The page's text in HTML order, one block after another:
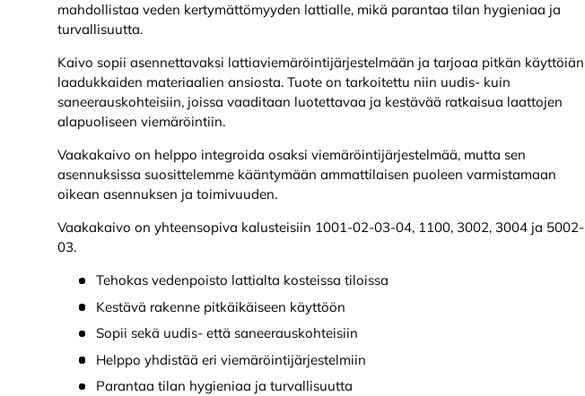
mahdollistaa veden kertymättömyyden lattialle, mikä parantaa tilan hygieniaa ja
turvallisuutta.
Kaivo sopii asennettavaksi lattiaviemäröintijärjestelmään ja tarjoaa pitkän käyttöiän
laadukkaiden materiaalien ansiosta. Tuote on tarkoitettu niin uudis- kuin
saneerauskohteisiin, joissa vaaditaan luotettavaa ja kestävää ratkaisua laattojen
alapuoliseen viemäröintiin.
Vaakakaivo on helppo integroida osaksi viemäröintijärjestelmää, mutta sen
asennuksissa suosittelemme kääntymään ammattilaisen puoleen varmistamaan
oikean asennuksen ja toimivuuden.
Vaakakaivo on yhteensopiva kalusteisiin 1001-02-03-04, 1100, 3002, 3004 ja 5002-
03.
Tehokas vedenpoisto lattialta kosteissa tiloissa
Kestävä rakenne pitkäikäiseen käyttöön
Sopii sekä uudis- että saneerauskohteisiin
Helppo yhdistää eri viemäröintijärjestelmiin
Parantaa tilan hygieniaa ja turvallisuutta